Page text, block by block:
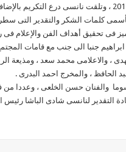
اختيارها كأفضل إعلامية لعام 2017 ، وتلقت
كلمات الشكر والتقدير التى
فى تحقيق أهداف الفن
جنبا الى جنب مع قامات
، والاعلامى محمد سعد ، ومذيعة
الحافظ ، والمخرج احمد البدرى .
والفنان حسن الخلعى ، وعددا من
التقدير لنانسى شادى الباشا رئيس